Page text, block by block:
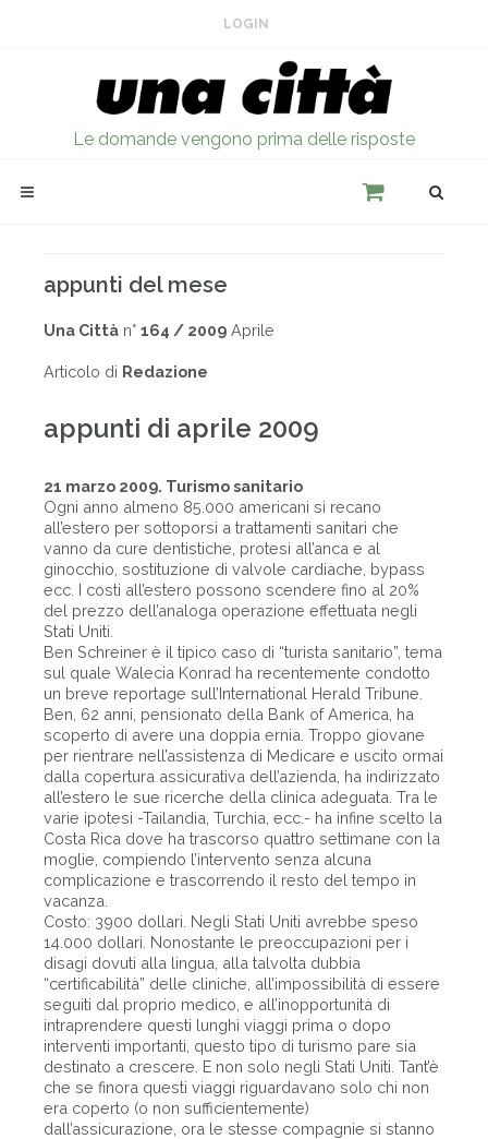
LOGIN
Le domande vengono prima delle risposte
appunti del mese
Una Città n° 164 / 2009 Aprile
Articolo di Redazione
appunti di aprile 2009
21 marzo 2009. Turismo sanitario
Ogni anno almeno 85.000 americani si recano
all’estero per sottoporsi a trattamenti sanitari che
vanno da cure dentistiche, protesi all’anca e al
ginocchio, sostituzione di valvole cardiache, bypass
ecc. I costi all’estero possono scendere fino al 20%
del prezzo dell’analoga operazione effettuata negli
Stati Uniti.
Ben Schreiner è il tipico caso di “turista sanitario”, tema
sul quale Walecia Konrad ha recentemente condotto
un breve reportage sull’International Herald Tribune.
Ben, 62 anni, pensionato della Bank of America, ha
scoperto di avere una doppia ernia. Troppo giovane
per rientrare nell’assistenza di Medicare e uscito ormai
dalla copertura assicurativa dell’azienda, ha indirizzato
all’estero le sue ricerche della clinica adeguata. Tra le
varie ipotesi -Tailandia, Turchia, ecc.- ha infine scelto la
Costa Rica dove ha trascorso quattro settimane con la
moglie, compiendo l’intervento senza alcuna
complicazione e trascorrendo il resto del tempo in
vacanza.
Costo: 3900 dollari. Negli Stati Uniti avrebbe speso
14.000 dollari. Nonostante le preoccupazioni per i
disagi dovuti alla lingua, alla talvolta dubbia
“certificabilità” delle cliniche, all’impossibilità di essere
seguiti dal proprio medico, e all’inopportunità di
intraprendere questi lunghi viaggi prima o dopo
interventi importanti, questo tipo di turismo pare sia
de­stinato a crescere. E non solo negli Stati Uniti. Tant’è
che se finora questi viaggi riguardavano solo chi non
era coperto (o non sufficientemente)
dall’assicurazione, ora le stesse compagnie si stanno